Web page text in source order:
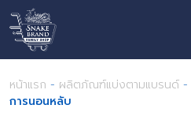
หน้าแรก - ผลิตภัณฑ์แบ่งตามแบรนด์ -
การนอนหลับ